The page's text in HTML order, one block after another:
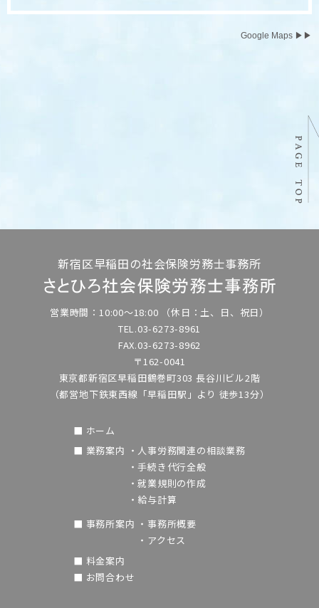
Google Maps ▶▶
新宿区早稲田の社会保険労務士事務所
営業時間：10:00～18:00
（休日：土、日、祝日）
TEL.03-6273-8961
FAX.03-6273-8962
〒162-0041
東京都新宿区早稲田鶴巻町303 長谷川ビル2階
（都営地下鉄東西線「早稲田駅」より 徒歩13分）
■ ホーム
■ 業務案内 ・人事労務関連の相談業務
・手続き代行全般
・就業規則の作成
・給与計算
■ 事務所案内 ・事務所概要
・アクセス
■ 料金案内
■ お問合わせ